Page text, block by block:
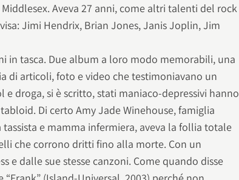
Aveva 27 anni, come altri talenti del rock
Jimi Hendrix, Brian Jones, Janis Joplin, Jim
in tasca. Due album a loro modo memorabili, una
di articoli, foto e video che testimoniavano un
e droga, si è scritto, stati maniaco-depressivi hanno
Di certo Amy Jade Winehouse, famiglia
tassista e mamma infermiera, aveva la follia totale
che corrono dritti fino alla morte. Con un
e dalle sue stesse canzoni. Come quando disse